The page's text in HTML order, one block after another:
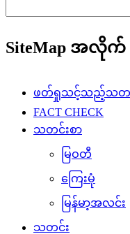
SiteMap အလိုက်
ဖတ်ရှုသင့်သည့်သတင်း
FACT CHECK
သတင်းစာ
မြဝတီ
ကြေးမုံ
မြန်မာ့အလင်း
သတင်း